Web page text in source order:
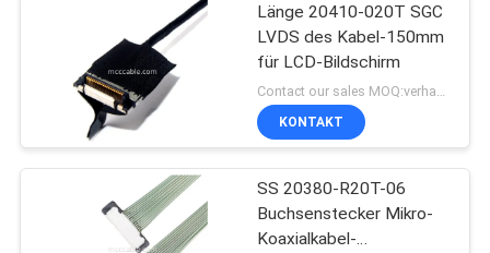
Länge 20410-020T SGC
LVDS des Kabel-150mm
für LCD-Bildschirm
Contact our sales MOQ:verhandelbar
KONTAKT
SS 20380-R20T-06
Buchsenstecker Mikro-
Koaxialkabel-